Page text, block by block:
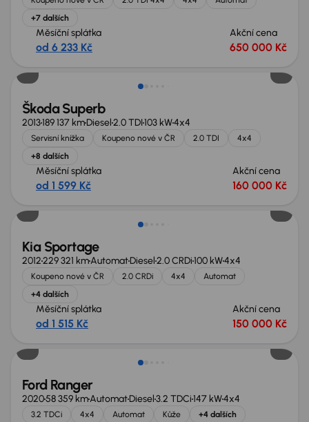
+7 dalších
Měsíční splátka
od 6 233 Kč
Akční cena
650 000 Kč
Zlevněno o 30 000 Kč
Škoda Superb
2013189 137 kmDiesel2.0 TDI103 kW4x4
Servisní knížka Koupeno nové v ČR 2.0 TDI
4x4
+8 dalších
Měsíční splátka
od 1 599 Kč
Akční cena
160 000 Kč
Kia Sportage
2012229 321 kmAutomatDiesel2.0 CRDi100 kW4x4
Koupeno nové v ČR 2.0 CRDi 4x4
Automat
+4 dalších
Měsíční splátka
od 1 515 Kč
Akční cena
150 000 Kč
Ford Ranger
202058 359 kmAutomatDiesel3.2 TDCi147 kW4x4
3.2 TDCi 4x4 Automat Kůže +4 dalších